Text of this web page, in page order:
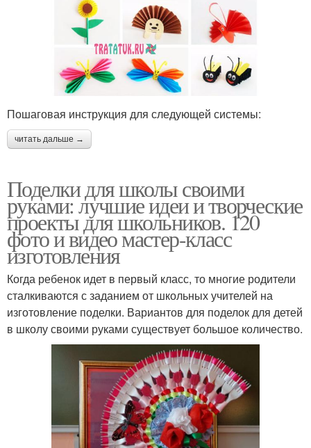
Пошаговая инструкция для следующей системы:
читать дальше →
Поделки для школы своими
руками: лучшие идеи и творческие
проекты для школьников. 120
фото и видео мастер-класс
изготовления
Когда ребенок идет в первый класс, то многие родители
сталкиваются с заданием от школьных учителей на
изготовление поделки. Вариантов для поделок для детей
в школу своими руками существует большое количество.